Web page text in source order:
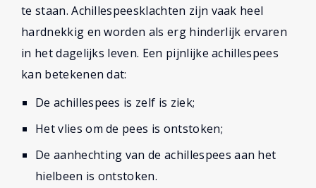
te staan. Achillespeesklachten zijn vaak heel
hardnekkig en worden als erg hinderlijk ervaren
in het dagelijks leven. Een pijnlijke achillespees
kan betekenen dat:
De achillespees is zelf is ziek;
Het vlies om de pees is ontstoken;
De aanhechting van de achillespees aan het
hielbeen is ontstoken.